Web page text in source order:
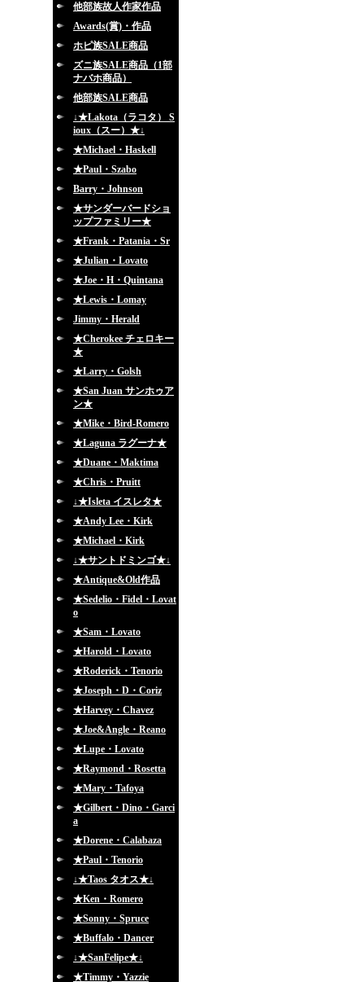
他部族故人作家作品
Awards(賞)・作品
ホピ族SALE商品
ズニ族SALE商品（1部
ナバホ商品）
他部族SALE商品
↓★Lakota（ラコタ） S
ioux（スー）★↓
★Michael・Haskell
★Paul・Szabo
Barry・Johnson
★サンダーバードショ
ップファミリー★
★Frank・Patania・Sr
★Julian・Lovato
★Joe・H・Quintana
★Lewis・Lomay
Jimmy・Herald
★Cherokee チェロキー
★
★Larry・Golsh
★San Juan サンホゥア
ン★
★Mike・Bird-Romero
★Laguna ラグーナ★
★Duane・Maktima
★Chris・Pruitt
↓★Isleta イスレタ★
★Andy Lee・Kirk
★Michael・Kirk
↓★サントドミンゴ★↓
★Antique&Old作品
★Sedelio・Fidel・Lovat
o
★Sam・Lovato
★Harold・Lovato
★Roderick・Tenorio
★Joseph・D・Coriz
★Harvey・Chavez
★Joe&Angle・Reano
★Lupe・Lovato
★Raymond・Rosetta
★Mary・Tafoya
★Gilbert・Dino・Garci
a
★Dorene・Calabaza
★Paul・Tenorio
↓★Taos タオス★↓
★Ken・Romero
★Sonny・Spruce
★Buffalo・Dancer
↓★SanFelipe★↓
★Timmy・Yazzie